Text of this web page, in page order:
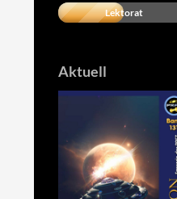
Lektorat
Aktuell